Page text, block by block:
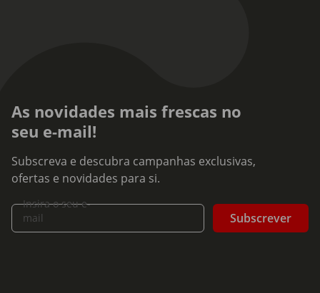
As novidades mais frescas no
seu e-mail!
Subscreva e descubra campanhas exclusivas,
ofertas e novidades para si.
Insira o seu e-
mail
Subscrever